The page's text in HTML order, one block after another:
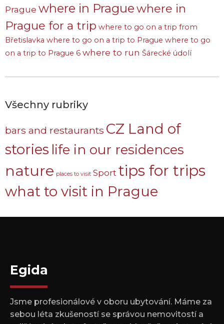
Prague where in Praguewhere in
Prague for a trip where to go on a trip from
Břetislavka where to go on a trip to Prague where to go
on a trip to Prague 6 where to run Šárecké údolí
Všechny rubriky
bars and restaurants CZ Land of
stories life in our residences
nature places to visit Sport tips for trips
what to visit in Prague
Egida
Jsme profesionálové v oboru ubytování. Máme za
sebou léta zkušeností se správou nemovitostí a